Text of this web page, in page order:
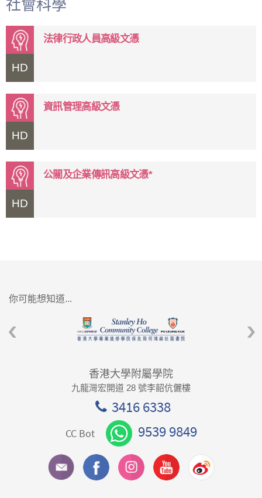
社會科學
HD
法律行政人員高級文憑
HD
資訊管理高級文憑
HD
公關及企業傳訊高級文憑*
你可能想知道...
香港大學附屬學院
九龍灣宏開道 28 號李韶伉儷樓
3416 6338
CC Bot 9539 9849